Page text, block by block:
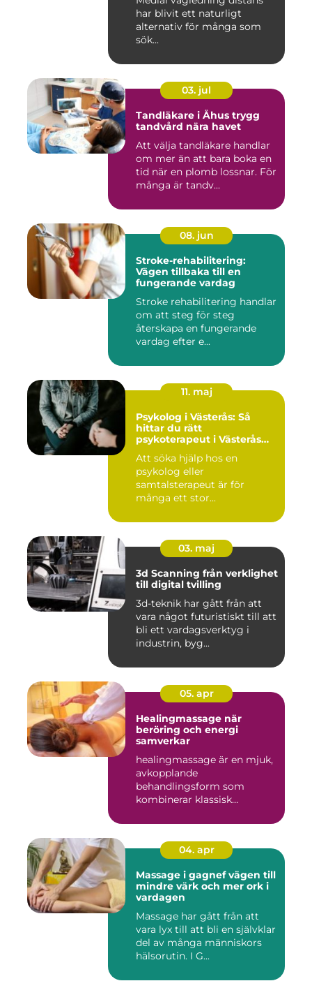
har blivit ett naturligt
alternativ för många som
sök...
03. jul
Tandläkare i Åhus trygg
tandvård nära havet
Att välja tandläkare handlar
om mer än att bara boka en
tid när en plomb lossnar. För
många är tandv...
08. jun
Stroke-rehabilitering:
Vägen tillbaka till en
fungerande vardag
Stroke rehabilitering handlar
om att steg för steg
återskapa en fungerande
vardag efter e...
11. maj
Psykolog i Västerås: Så
hittar du rätt
psykoterapeut i Västerås
Att söka hjälp hos en
psykolog eller
samtalsterapeut är för
många ett stor...
03. maj
3d Scanning från verklighet
till digital tvilling
3d-teknik har gått från att
vara något futuristiskt till att
bli ett vardagsverktyg i
industrin, byg...
05. apr
Healingmassage när
beröring och energi
samverkar
healingmassage är en mjuk,
avkopplande
behandlingsform som
kombinerar klassisk
04. apr
Massage i gagnef vägen till
mindre värk och mer ork i
vardagen
Massage har gått från att
vara lyx till att bli en självklar
del av många människors
hälsorutin. I G...